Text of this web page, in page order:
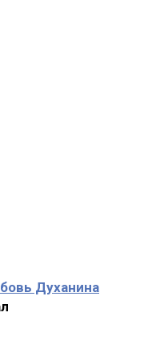
Духанина